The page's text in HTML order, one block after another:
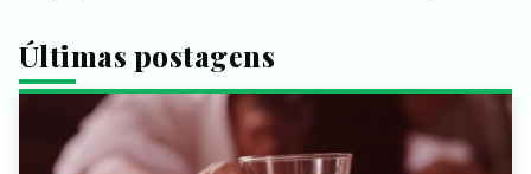
Últimas postagens